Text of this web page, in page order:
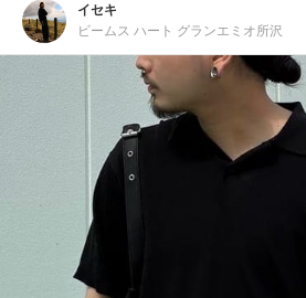
イセキ
ビームス ハート グランエミオ所沢